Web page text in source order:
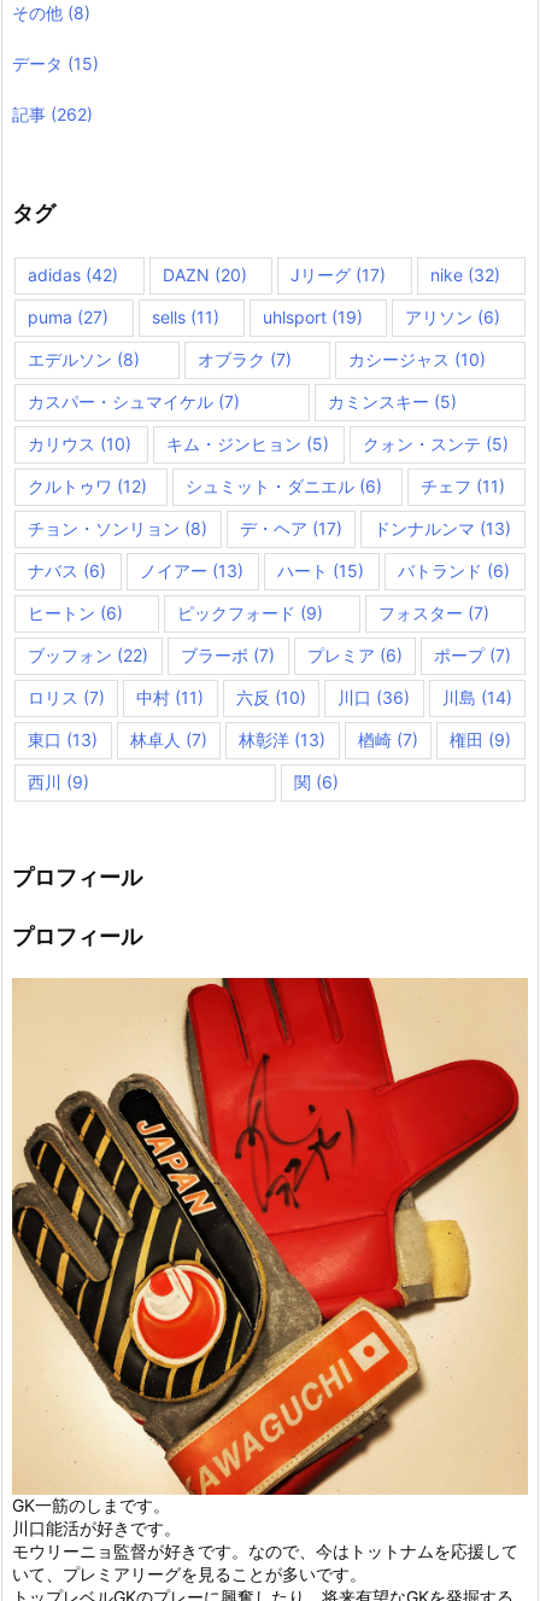
その他 (8)
データ (15)
記事 (262)
タグ
adidas (42) DAZN (20) Jリーグ (17) nike(32)
puma (27) sells(11) uhlsport(19) アリソン (6)
エデルソン (8) オブラク (7) カシージャス (10)
カスパー・シュマイケル (7) カミンスキー (5)
カリウス (10) キム・ジンヒョン (5) クォン・スンテ (5)
クルトゥワ (12) シュミット・ダニエル (6) チェフ (11)
チョン・ソンリョン (8) デ・ヘア (17) ドンナルンマ (13)
ナバス (6) ノイアー (13) ハート (15) バトランド (6)
ヒートン (6) ピックフォード (9) フォスター (7)
ブッフォン (22) ブラーボ (7) プレミア (6) ポープ(7)
ロリス (7) 中村 (11) 六反 (10) 川口 (36) 川島 (14)
東口 (13) 林卓人 (7) 林彰洋 (13) 楢崎(7) 権田 (9)
西川 (9) 関 (6)
プロフィール
プロフィール
GK一筋のしまです。
川口能活が好きです。
モウリーニョ監督が好きです。なので、今はトットナムを応援して
いて、プレミアリーグを見ることが多いです。
トップレベルGKのプレーに興奮したり、将来有望なGKを発掘する